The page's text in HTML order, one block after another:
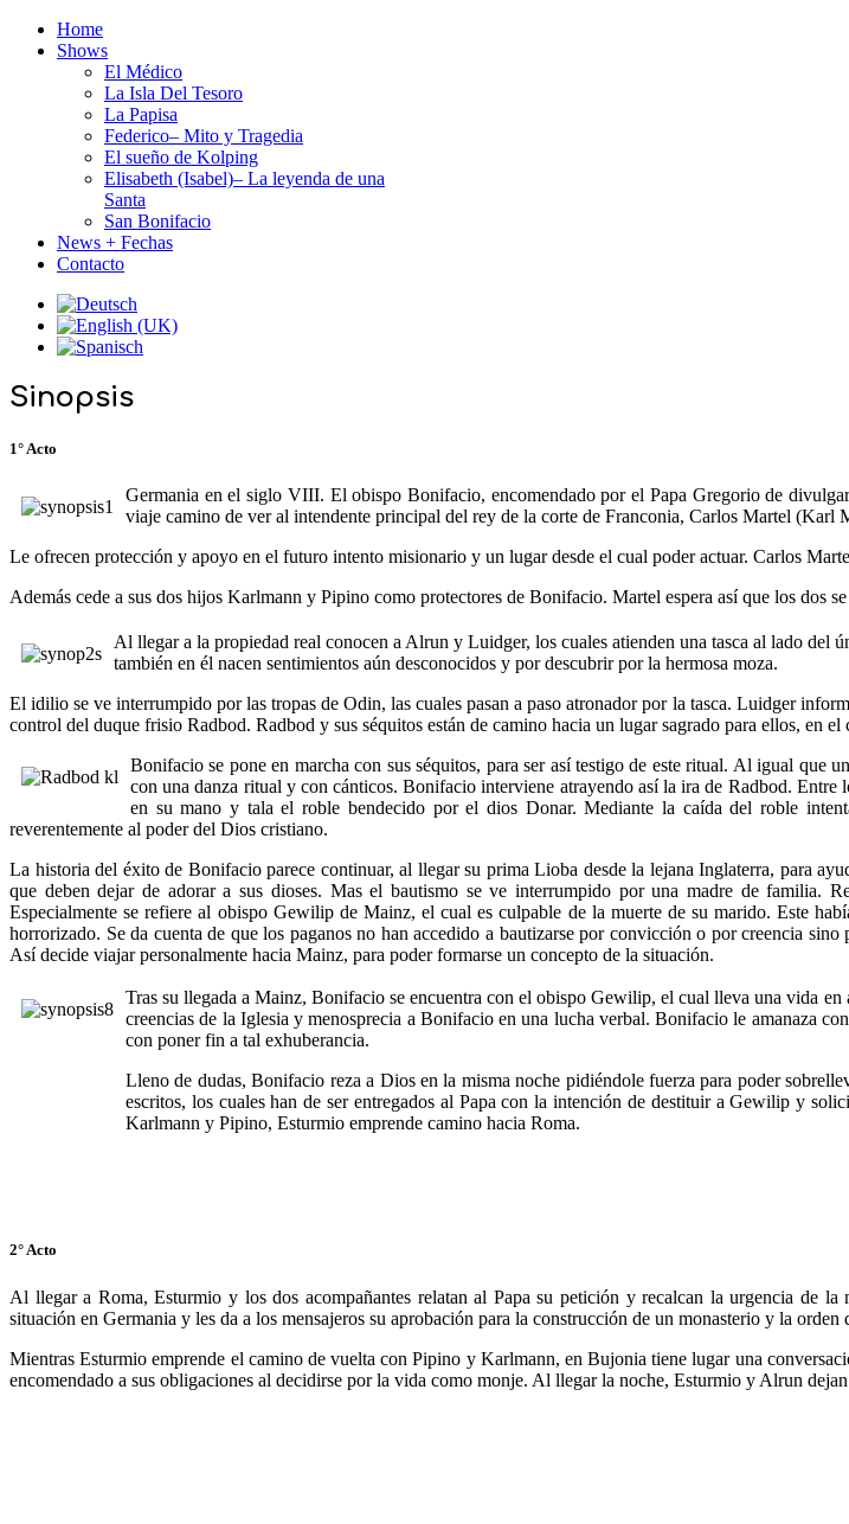
Home
Shows
El Médico
La Isla Del Tesoro
La Papisa
Federico– Mito y Tragedia
El sueño de Kolping
Elisabeth (Isabel)– La leyenda de una
Santa
San Bonifacio
News + Fechas
Contacto
Sinopsis
1° Acto
Germania en el siglo VIII. El obispo Bonifacio, encomendado por el Papa Gregorio de
viaje camino de ver al intendente principal del rey de la corte de Franconia, Carlos Martel (Karl
Le ofrecen protección y apoyo en el futuro intento misionario y un lugar desde el cual poder actuar. Carlos
Además cede a sus dos hijos Karlmann y Pipino como protectores de Bonifacio. Martel espera así que los dos
Al llegar a la propiedad real conocen a Alrun y Luidger, los cuales atienden una tasca al lado
también en él nacen sentimientos aún desconocidos y por descubrir por la hermosa moza.
El idilio se ve interrumpido por las tropas de Odin, las cuales pasan a paso atronador por la tasca. Luidger
control del duque frisio Radbod. Radbod y sus séquitos están de camino hacia un lugar sagrado para ellos, en
Bonifacio se pone en marcha con sus séquitos, para ser así testigo de este ritual. Al igual que
con una danza ritual y con cánticos. Bonifacio interviene atrayendo así la ira de Radbod.
en su mano y tala el roble bendecido por el dios Donar. Mediante la caída del roble
reverentemente al poder del Dios cristiano.
La historia del éxito de Bonifacio parece continuar, al llegar su prima Lioba desde la lejana Inglaterra, para
que deben dejar de adorar a sus dioses. Mas el bautismo se ve interrumpido por una madre de familia.
Especialmente se refiere al obispo Gewilip de Mainz, el cual es culpable de la muerte de su marido. Este
horrorizado. Se da cuenta de que los paganos no han accedido a bautizarse por convicción o por creencia
Así decide viajar personalmente hacia Mainz, para poder formarse un concepto de la situación.
Tras su llegada a Mainz, Bonifacio se encuentra con el obispo Gewilip, el cual lleva una vida
creencias de la Iglesia y menosprecia a Bonifacio en una lucha verbal. Bonifacio le amanaza
con poner fin a tal exhuberancia.
Lleno de dudas, Bonifacio reza a Dios en la misma noche pidiéndole fuerza para poder
escritos, los cuales han de ser entregados al Papa con la intención de destituir a Gewilip y
Karlmann y Pipino, Esturmio emprende camino hacia Roma.
2° Acto
Al llegar a Roma, Esturmio y los dos acompañantes relatan al Papa su petición y recalcan la urgencia de
situación en Germania y les da a los mensajeros su aprobación para la construcción de un monasterio y la
Mientras Esturmio emprende el camino de vuelta con Pipino y Karlmann, en Bujonia tiene lugar una
encomendado a sus obligaciones al decidirse por la vida como monje. Al llegar la noche, Esturmio y Alrun